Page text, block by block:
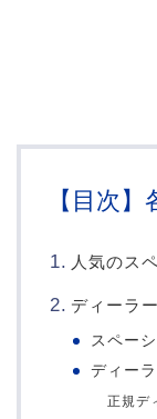
【目次
人気のス
ディーラ
スペー
ディー
正規デ